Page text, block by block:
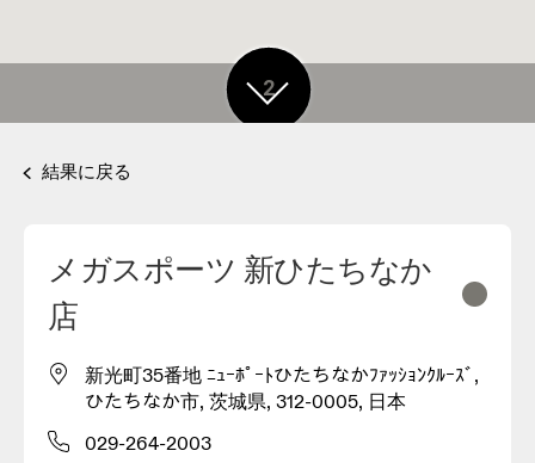
2
結果に戻る
メガスポーツ 新ひたちなか
店
新光町35番地 ﾆｭｰﾎﾟｰﾄひたちなかﾌｧｯｼｮﾝｸﾙｰｽﾞ,
ひたちなか市, 茨城県, 312-0005, 日本
029-264-2003